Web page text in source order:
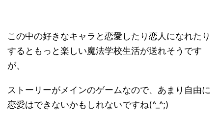
この中の好きなキャラと恋愛したり恋人になれたり
するともっと楽しい魔法学校生活が送れそうです
が、
ストーリーがメインのゲームなので、あまり自由に
恋愛はできないかもしれないですね(^_^;)